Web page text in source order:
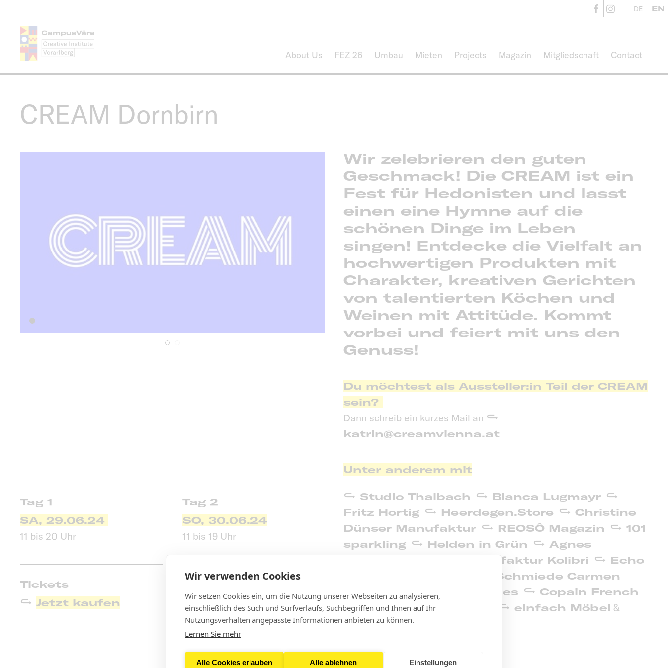
Wir verwenden Cookies
Wir setzen Cookies ein, um die Nutzung unserer Webseiten zu analysieren,
einschließlich des Such und Surfverlaufs, Suchbegriffen und Ihnen auf Ihr
Nutzungsverhalten angepasste Informationen anbieten zu können.
Lernen Sie mehr
Alle Cookies erlauben Alle ablehnen Einstellungen
About Us FEZ 26 Umbau Mieten Projects Magazin Mitgliedschaft Contact
DE EN
CREAM Dornbirn
Wir zelebrieren den guten
Geschmack! Die CREAM ist ein
Fest für Hedonisten und lasst
einen eine Hymne auf die
schönen Dinge im Leben
singen! Entdecke die Vielfalt an
hochwertigen Produkten mit
Charakter, kreativen Gerichten
von talentierten Köchen und
Weinen mit Attitüde. Kommt
vorbei und feiert mit uns den
Genuss!
Du möchtest als Aussteller:in Teil der CREAM
sein?
Dann schreib ein kurzes Mail an
katrin@creamvienna.at
Tag 1
SA, 29.06.24
11 bis 20 Uhr
Tag 2
SO, 30.06.24
11 bis 19 Uhr
Tickets
Jetzt kaufen
Gibt es bei
CREAM
Unter anderem mit
Studio Thalbach
Bianca Lugmayr
Fritz Hortig
Heerdegen.Store
Christine
Dünser Manufaktur
REOSÔ Magazin
101
sparkling
Helden in Grün
Agnes
Eismanufaktur Kolibri
Echo
Schmiede Carmen
Waibel
Medulla Textiles
Copain French
Bakery
Resa Wants einfach Möbel &
DEUXIÈME VLBG